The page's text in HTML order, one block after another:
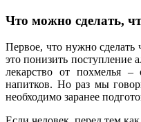
Что можно сделать,
Первое, что нужно сделать
это понизить поступление
лекарство от похмелья –
напитков. Но раз мы
необходимо заранее